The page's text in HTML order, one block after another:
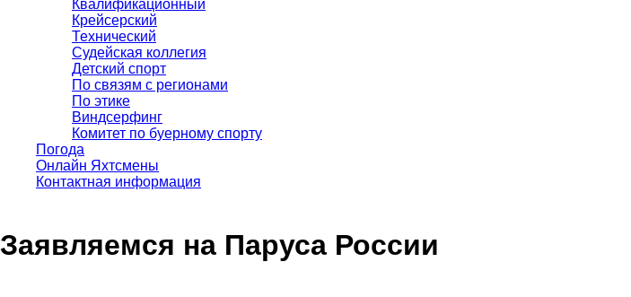
Квалификационный
Крейсерский
Технический
Судейская коллегия
Детский спорт
По связям с регионами
По этике
Виндсерфинг
Комитет по буерному спорту
Погода
Онлайн Яхтсмены
Контактная информация
Заявляемся на Паруса России